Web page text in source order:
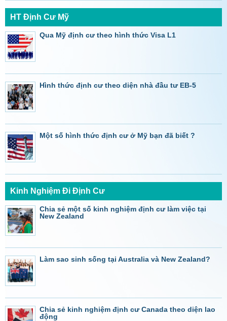
HT Định Cư Mỹ
Qua Mỹ định cư theo hình thức Visa L1
Hình thức định cư theo diện nhà đầu tư EB-5
Một số hình thức định cư ở Mỹ bạn đã biết ?
Kinh Nghiệm Đi Định Cư
Chia sẻ một số kinh nghiệm định cư làm việc tại
New Zealand
Làm sao sinh sống tại Australia và New Zealand?
Chia sẻ kinh nghiệm định cư Canada theo diện lao
động